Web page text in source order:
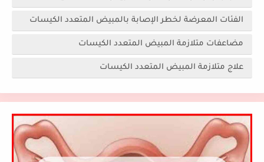
الفئات المعرضة لخطر الإصابة بالمبيض المتعدد الكيسات
مضاعفات متلازمة المبيض المتعدد الكيسات
علاج متلازمة المبيض المتعدد الكيسات